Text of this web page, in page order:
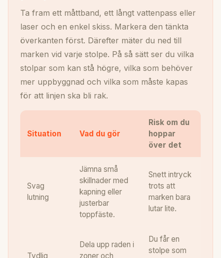
Ta fram ett måttband, ett långt vattenpass eller
laser och en enkel skiss. Markera den tänkta
överkanten först. Därefter mäter du ned till
marken vid varje stolpe. På så sätt ser du vilka
stolpar som kan stå högre, vilka som behöver
mer uppbyggnad och vilka som måste kapas
för att linjen ska bli rak.
Situation Vad du gör
Risk om du
hoppar
över det
Svag
lutning
Jämna små
skillnader med
kapning eller
justerbar
toppfäste.
Snett intryck
trots att
marken bara
lutar lite.
Tydlig
Dela upp raden i
zoner och
Du får en
stolpe som